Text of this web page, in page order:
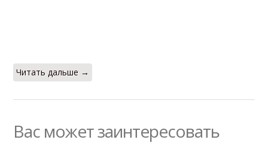
Читать дальше →
Вас может заинтересовать